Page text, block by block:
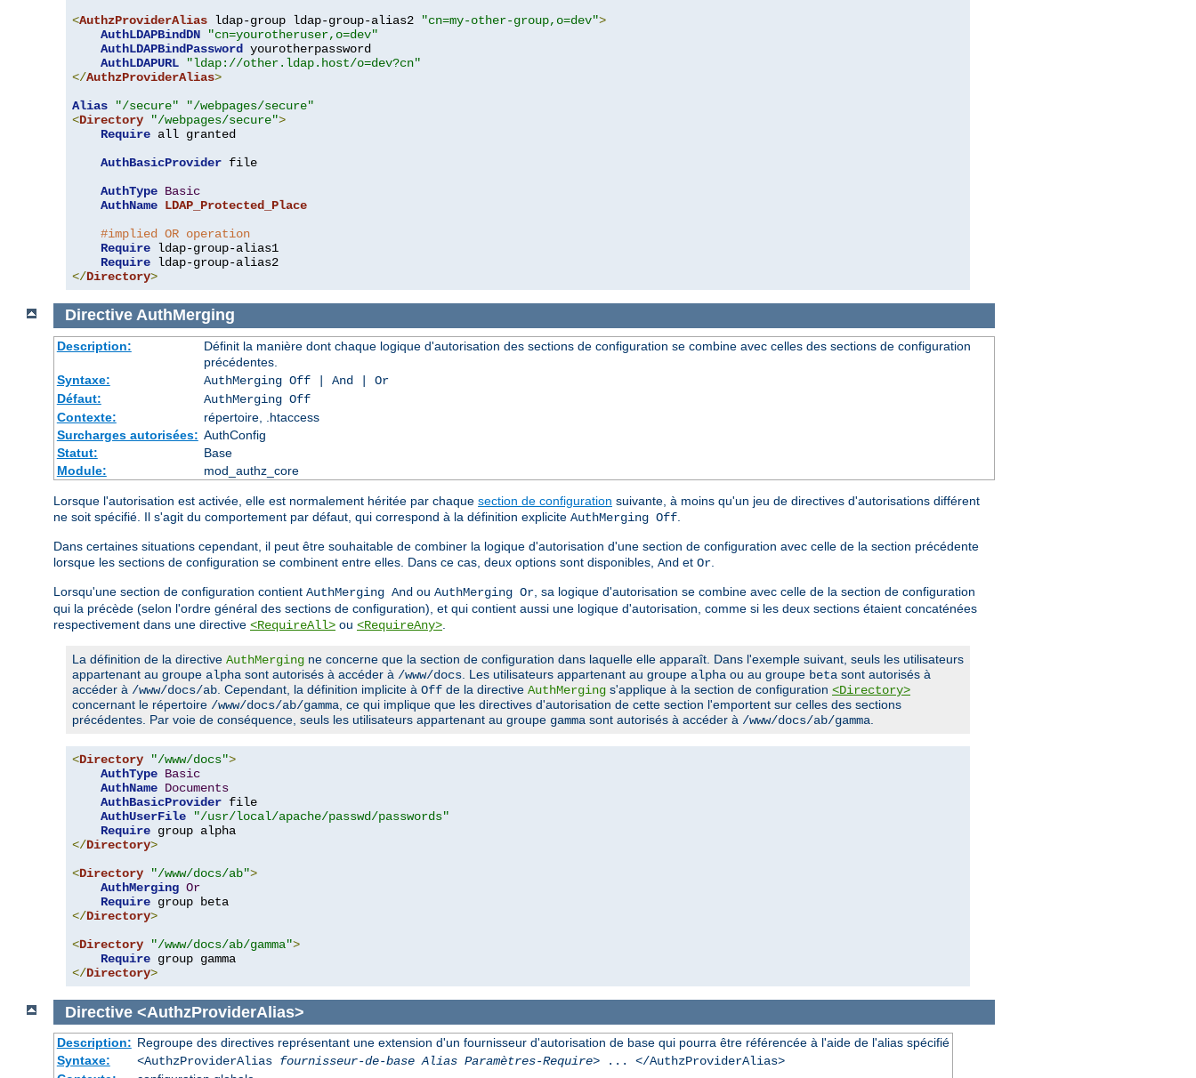
<AuthzProviderAlias ldap-group ldap-group-alias2 "cn=my-other-group,o=dev">
AuthLDAPBindDN
"cn=yourotheruser,o=dev"
AuthLDAPBindPassword yourotherpassword
AuthLDAPURL
"ldap://other.ldap.host/o=dev?cn"
</AuthzProviderAlias>
Alias
"/secure"
"/webpages/secure"
<Directory "/webpages/secure">
Require all granted
AuthBasicProvider file
AuthType Basic
AuthName LDAP_Protected_Place
#implied OR operation
Require ldap-group-alias1
Require
</Directory>
Directive AuthMerging
Description:
Définit la manière dont chaque logique d'autorisation des sections de configuration se combine avec celles des sections de configuration
précédentes.
Syntaxe:
AuthMerging Off | And | Or
Défaut:
AuthMerging Off
Contexte:
répertoire, .htaccess
Surcharges autorisées: AuthConfig
Statut:
Base
Module:
mod_authz_core
Lorsque l'autorisation est activée, elle est normalement héritée par chaque section de configuration suivante, à moins qu'un jeu de directives d'autorisations différent
ne soit spécifié. Il s'agit du comportement par défaut, qui correspond à la définition explicite AuthMerging Off
Dans certaines situations cependant, il peut être souhaitable de combiner la logique d'autorisation d'une section de configuration avec celle de la section précédente
lorsque les sections de configuration se combinent entre elles. Dans ce cas, deux options sont disponibles, And et Or
Lorsqu'une section de configuration contient AuthMerging And ou AuthMerging Or , sa logique d'autorisation se combine avec celle de la section de configuration
qui la précède (selon l'ordre général des sections de configuration), et qui contient aussi une logique d'autorisation, comme si les deux sections étaient concaténées
respectivement dans une directive <RequireAll> ou <RequireAny>
La définition de la directive AuthMerging ne concerne que la section de configuration dans laquelle elle apparaît. Dans l'exemple suivant, seuls les utilisateurs
appartenant au groupe alpha sont autorisés à accéder à /www/docs . Les utilisateurs appartenant au groupe alpha ou au groupe beta sont autorisés à
accéder à /www/docs/ab . Cependant, la définition implicite à Off de la directive AuthMerging s'applique à la section de configuration <Directory>
concernant le répertoire /www/docs/ab/gamma , ce qui implique que les directives d'autorisation de cette section l'emportent sur celles des sections
précédentes. Par voie de conséquence, seuls les utilisateurs appartenant au groupe gamma sont autorisés à accéder à /www/docs/ab/gamma
<Directory "/www/docs">
AuthType Basic
AuthName Documents
AuthBasicProvider file
AuthUserFile
"/usr/local/apache/passwd/passwords"
Require
</Directory>
<Directory "/www/docs/ab">
AuthMerging Or
Require
</Directory>
<Directory "/www/docs/ab/gamma">
Require
</Directory>
Directive <AuthzProviderAlias>
Description: Regroupe des directives représentant une extension d'un fournisseur d'autorisation de base qui pourra être référencée à l'aide de l'alias spécifié
Syntaxe:
<AuthzProviderAlias fournisseur-de-base Alias Paramètres-Require> ... </AuthzProviderAlias>